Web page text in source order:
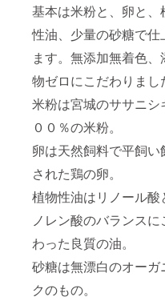
基本は米粉と、卵と、
性油、少量の砂糖で仕
ます。無添加無着色、
物ゼロにこだわりまし
米粉は宮城のササニシ
００％の米粉。
卵は天然飼料で平飼い
された鶏の卵。
植物性油はリノール酸
ノレン酸のバランスに
わった良質の油。
砂糖は無漂白のオーガ
クのもの。